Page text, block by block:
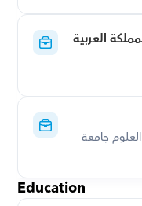
Education